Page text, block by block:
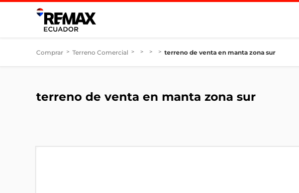
Comprar > Terreno Comercial > > > > terreno de venta en manta zona sur
terreno de venta en manta zona sur